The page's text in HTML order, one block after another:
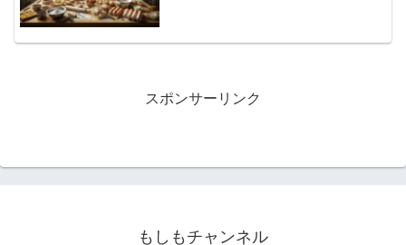
スポンサーリンク
もしもチャンネル